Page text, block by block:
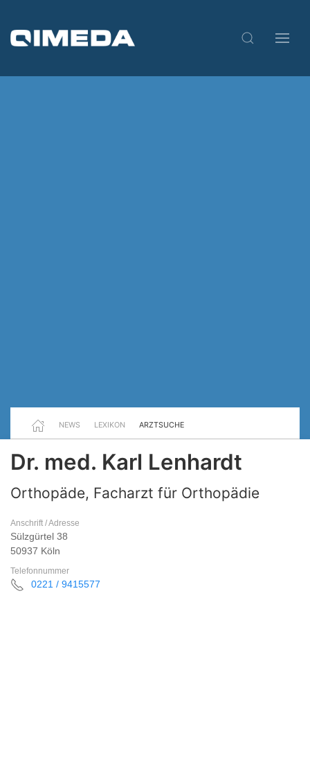
NEWS LEXIKON ARZTSUCHE
Dr. med. Karl Lenhardt
Orthopäde, Facharzt für Orthopädie
Anschrift / Adresse
Sülzgürtel 38
50937 Köln
Telefonnummer
0221 / 9415577